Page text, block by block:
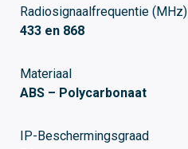
Radiosignaalfrequentie (MHz)
433 en 868
Materiaal
ABS – Polycarbonaat
IP-Beschermingsgraad